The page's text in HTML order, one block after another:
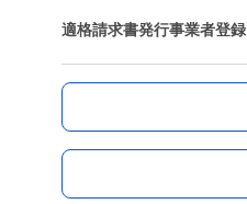
適格請求書発行事業者登録